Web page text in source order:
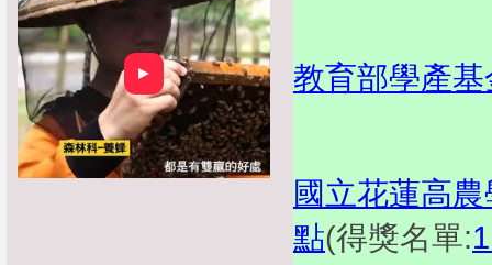
► 教育部學產
國立花蓮高
點(得獎名單: